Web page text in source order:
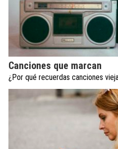
Canciones que marcan
¿Por qué recuerdas canciones